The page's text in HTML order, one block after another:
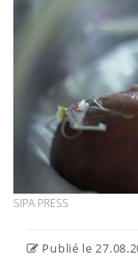
SIPA PRESS
Publié le